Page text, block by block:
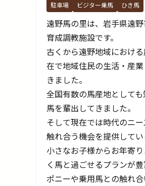
駐車場 ビジター乗馬 ひき馬
遠野馬の里は、岩手県遠
育成調教施設です。
古くから遠野地域におけ
在で地域住民の生活・産
きました。
全国有数の馬産地として
馬を輩出してきました。
そして現在では時代のニ
触れ合う機会を提供してい
小さなお子様からお年寄
く馬と過ごせるプランが豊
ポニーや乗用馬との触れ合